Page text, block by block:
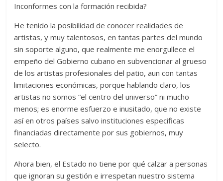
Inconformes con la formación recibida?
He tenido la posibilidad de conocer realidades de
artistas, y muy talentosos, en tantas partes del mundo
sin soporte alguno, que realmente me enorgullece el
empeño del Gobierno cubano en subvencionar al grueso
de los artistas profesionales del patio, aun con tantas
limitaciones económicas, porque hablando claro, los
artistas no somos “el centro del universo” ni mucho
menos; es enorme esfuerzo e inusitado, que no existe
así en otros países salvo instituciones especificas
financiadas directamente por sus gobiernos, muy
selecto.
Ahora bien, el Estado no tiene por qué calzar a personas
que ignoran su gestión e irrespetan nuestro sistema